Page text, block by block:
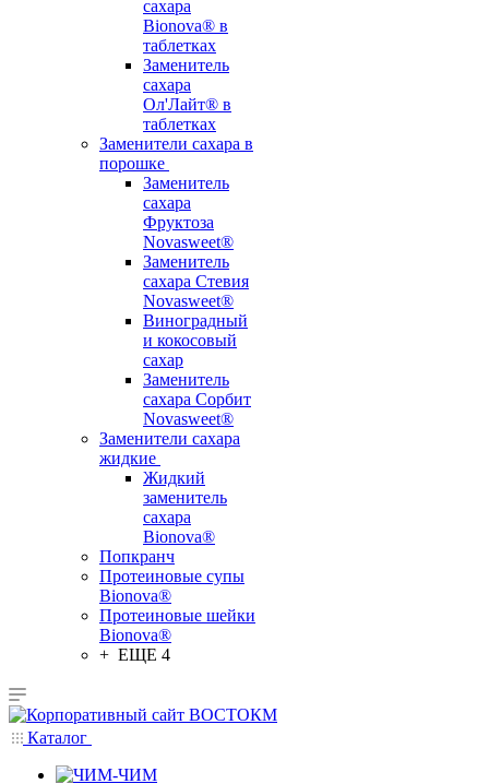
сахара
Bionova® в
таблетках
Заменитель
сахара
Ол'Лайт® в
таблетках
Заменители сахара в
порошке
Заменитель
сахара
Фруктоза
Novasweet®
Заменитель
сахара Стевия
Novasweet®
Виноградный
и кокосовый
сахар
Заменитель
сахара Сорбит
Novasweet®
Заменители сахара
жидкие
Жидкий
заменитель
сахара
Bionova®
Попкранч
Протеиновые супы
Bionova®
Протеиновые шейки
Bionova®
+ ЕЩЕ 4
Каталог